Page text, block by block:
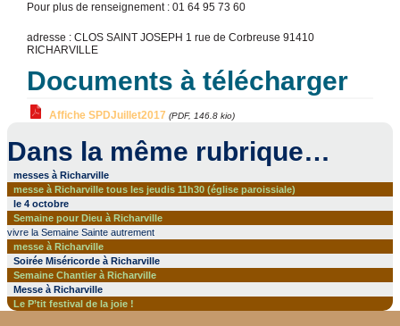
Pour plus de renseignement : 01 64 95 73 60
adresse : CLOS SAINT JOSEPH 1 rue de Corbreuse 91410
RICHARVILLE
Documents à télécharger
Affiche SPDJuillet2017 (PDF, 146.8 kio)
Dans la même rubrique…
messes à Richarville
messe à Richarville tous les jeudis 11h30 (église paroissiale)
le 4 octobre
Semaine pour Dieu à Richarville
vivre la Semaine Sainte autrement
messe à Richarville
Soirée Miséricorde à Richarville
Semaine Chantier à Richarville
Messe à Richarville
Le P’tit festival de la joie !